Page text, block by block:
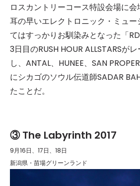
ロスカントリーコース特設会場に会
耳の早いエレクトロニック・ミュー
てはすっかりお馴染みとなった「
3日目のRUSH HOUR ALLSTARSが
し、ANTAL、HUNEE、SAN
にシカゴのソウル伝道師SADAR
たことだ。
③ The Labyrinth 2017
9月16日、17日、18日
新潟県・苗場グリーンランド